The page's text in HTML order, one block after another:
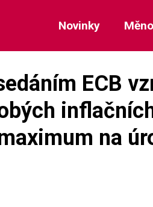
Novinky
ECB
na